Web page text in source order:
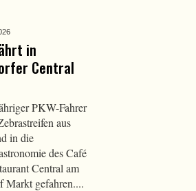
in
Central
PKW-Fahrer
aus
in die
des Café
Central am
Markt gefahren....